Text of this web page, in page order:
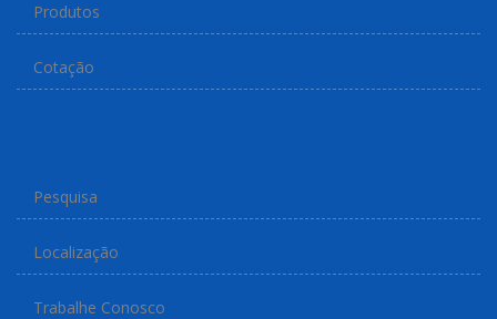
Produtos
Cotação
Pesquisa
Localização
Trabalhe Conosco